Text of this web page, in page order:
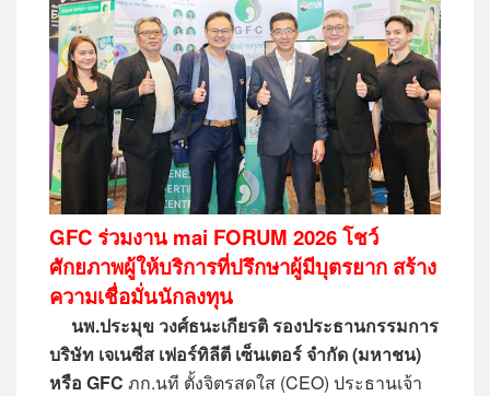
GFC ร่วมงาน mai FORUM 2026 โชว์
ศักยภาพผู้ให้บริการที่ปรึกษาผู้มีบุตรยาก สร้าง
ความเชื่อมั่นนักลงทุน
นพ.ประมุข วงศ์ธนะเกียรติ รองประธานกรรมการ
บริษัท เจเนซีส เฟอร์ทิลีตี เซ็นเตอร์ จำกัด (มหาชน)
หรือ GFC ภก.นที ตั้งจิตรสดใส (CEO) ประธานเจ้า